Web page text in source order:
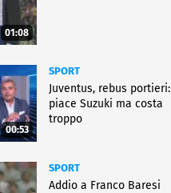
01:08
00:53
SPORT
Juventus, rebus portieri:
piace Suzuki ma costa
troppo
SPORT
Addio a Franco Baresi